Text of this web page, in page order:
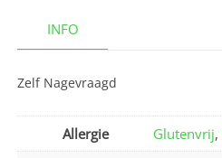
INFO
Zelf Nagevraagd
Allergie Glutenvrij,